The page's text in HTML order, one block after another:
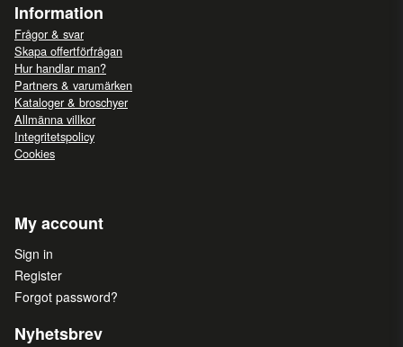
Information
Frågor & svar
Skapa offertförfrågan
Hur handlar man?
Partners & varumärken
Kataloger & broschyer
Allmänna villkor
Integritetspolicy
Cookies
My account
Sign in
Register
Forgot password?
Nyhetsbrev